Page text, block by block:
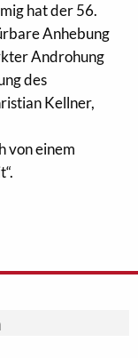
hat der 56.
Anhebung
Androhung
des
Kellner,
von einem